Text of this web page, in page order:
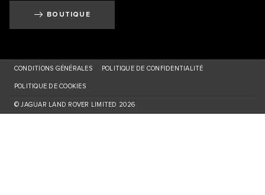
BOUTIQUE
CONDITIONS GÉNÉRALES POLITIQUE DE CONFIDENTIALITÉ
POLITIQUE DE COOKIES
© JAGUAR LAND ROVER LIMITED 2026